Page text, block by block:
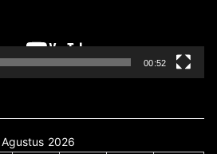
00:52
Agustus 2026